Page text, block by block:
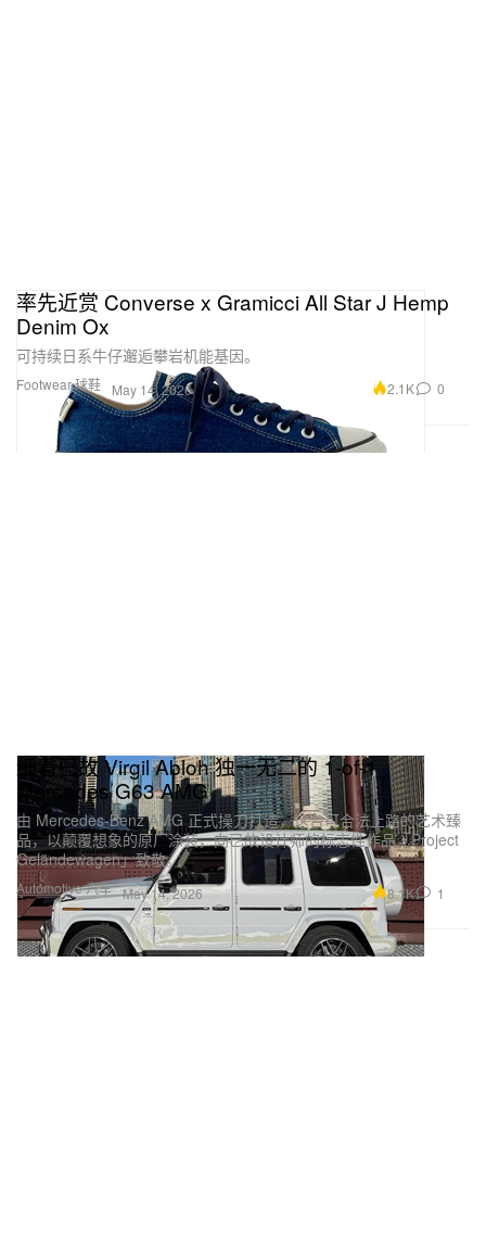
Footwear 球鞋
率先近赏 Converse x Gramicci All Star J Hemp
Denim Ox
可持续日系牛仔邂逅攀岩机能基因。
May 14, 2026 2.1K 0
Automotive 汽车
细看已故 Virgil Abloh 独一无二的 1-of-1
Mercedes G63 AMG
由 Mercedes-Benz AMG 正式操刀打造，这台可合法上路的艺术臻
品，以颠覆想象的原厂涂装，向已故设计师的标志性作品「Project
Geländewagen」致敬。
May 14, 2026 8.1K 1